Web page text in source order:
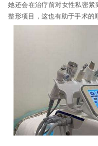
她还会在治疗前对女性私密
整形项目，这也有助于手术的